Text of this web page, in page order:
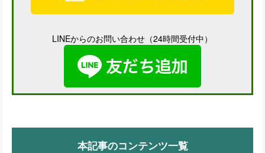
LINEからのお問い合わせ（24時間受付中）
本記事のコンテンツ一覧